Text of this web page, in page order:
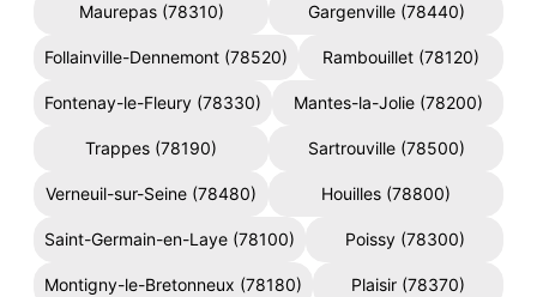
Maurepas (78310) Gargenville (78440)
Follainville-Dennemont (78520) Rambouillet (78120)
Fontenay-le-Fleury (78330) Mantes-la-Jolie (78200)
Trappes (78190) Sartrouville (78500)
Verneuil-sur-Seine (78480) Houilles (78800)
Saint-Germain-en-Laye (78100) Poissy (78300)
Montigny-le-Bretonneux (78180) Plaisir (78370)